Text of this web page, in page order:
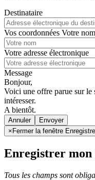
Destinataire
Vos coordonnées Votre nom
Votre adresse électronique
Message
Bonjour,
Voici une offre parue sur le
intéresser.
A bientôt.
Annuler
× Fermer la fenêtre
Enregistrer mon
Tous les champs sont